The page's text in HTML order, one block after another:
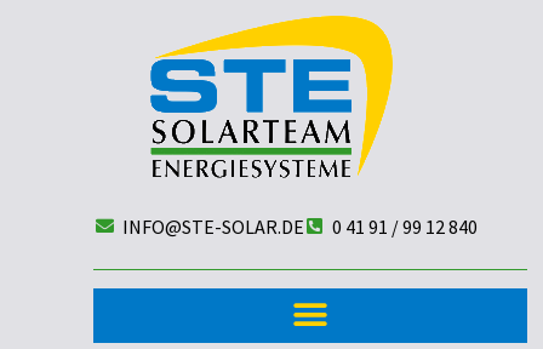
INFO@STE-SOLAR.DE 0 41 91 / 99 12 840